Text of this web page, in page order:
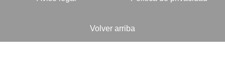
Volver arriba